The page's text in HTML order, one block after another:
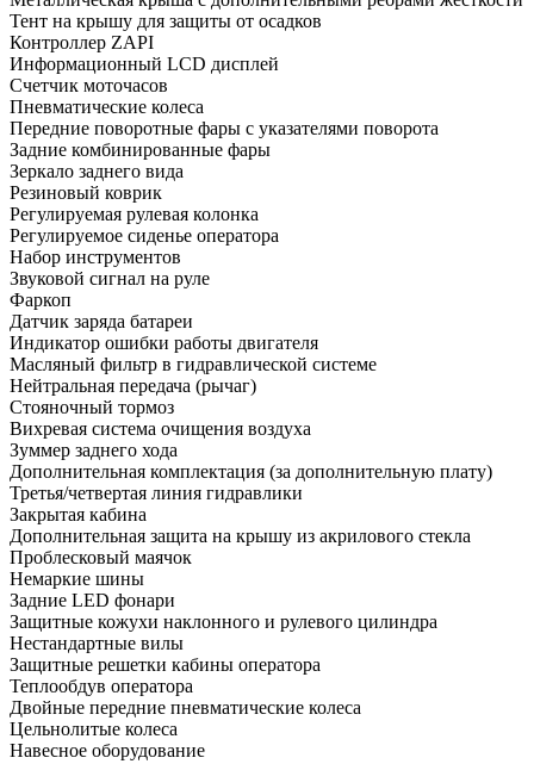
Тент на крышу для защиты от осадков
Контроллер ZAPI
Информационный LCD дисплей
Счетчик моточасов
Пневматические колеса
Передние поворотные фары с указателями поворота
Задние комбинированные фары
Зеркало заднего вида
Резиновый коврик
Регулируемая рулевая колонка
Регулируемое сиденье оператора
Набор инструментов
Звуковой сигнал на руле
Фаркоп
Датчик заряда батареи
Индикатор ошибки работы двигателя
Масляный фильтр в гидравлической системе
Нейтральная передача (рычаг)
Стояночный тормоз
Вихревая система очищения воздуха
Зуммер заднего хода
Дополнительная комплектация (за дополнительную плату)
Третья/четвертая линия гидравлики
Закрытая кабина
Дополнительная защита на крышу из акрилового стекла
Проблесковый маячок
Немаркие шины
Задние LED фонари
Защитные кожухи наклонного и рулевого цилиндра
Нестандартные вилы
Защитные решетки кабины оператора
Теплообдув оператора
Двойные передние пневматические колеса
Цельнолитые колеса
Навесное оборудование